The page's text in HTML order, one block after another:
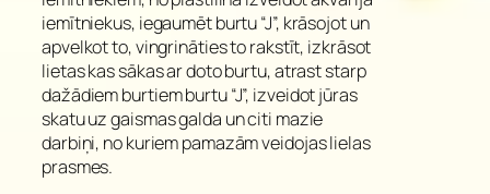
iemītniekus, iegaumēt burtu “J”, krāsojot un
apvelkot to, vingrināties to rakstīt, izkrāsot
lietas kas sākas ar doto burtu, atrast starp
dažādiem burtiem burtu “J”, izveidot jūras
skatu uz gaismas galda un citi mazie
darbiņi, no kuriem pamazām veidojas lielas
prasmes.